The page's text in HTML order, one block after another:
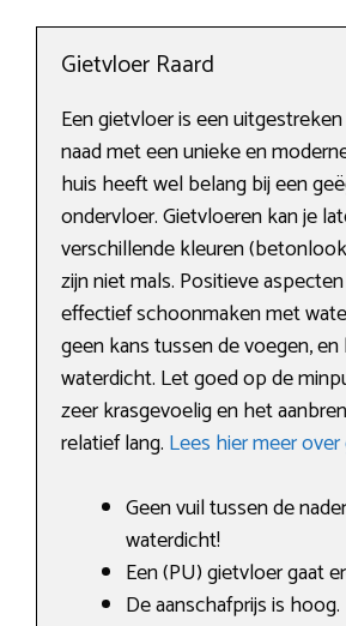
Gietvloer Raard
Een gietvloer is een
naad met een unieke en
huis heeft wel belang bij een
ondervloer. Gietvloeren kan je
verschillende kleuren
zijn niet mals. Positieve
effectief schoonmaken met
geen kans tussen de voegen,
waterdicht. Let goed op de
zeer krasgevoelig en het
relatief lang. Lees hier meer
Geen vuil tussen de
waterdicht!
Een (PU) gietvloer gaat
De aanschafprijs is hoog.